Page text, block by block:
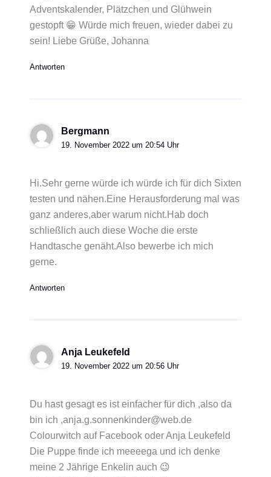
Adventskalender, Plätzchen und Glühwein
gestopft 😁 Würde mich freuen, wieder dabei zu
sein! Liebe Grüße, Johanna
Antworten
Bergmann
19. November 2022 um 20:54 Uhr
Hi.Sehr gerne würde ich würde ich für dich Sixten
testen und nähen.Eine Herausforderung mal was
ganz anderes,aber warum nicht.Hab doch
schließlich auch diese Woche die erste
Handtasche genäht.Also bewerbe ich mich
gerne.
Antworten
Anja Leukefeld
19. November 2022 um 20:56 Uhr
Du hast gesagt es ist einfacher für dich ,also da
bin ich ,anja.g.sonnenkinder@web.de
Colourwitch auf Facebook oder Anja Leukefeld
Die Puppe finde ich meeeega und ich denke
meine 2 Jährige Enkelin auch 😉